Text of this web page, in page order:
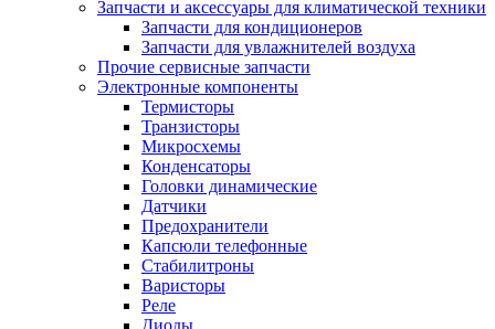
Запчасти и аксессуары для климатической техники
Запчасти для кондиционеров
Запчасти для увлажнителей воздуха
Прочие сервисные запчасти
Электронные компоненты
Термисторы
Транзисторы
Микросхемы
Конденсаторы
Головки динамические
Датчики
Предохранители
Капсюли телефонные
Стабилитроны
Варисторы
Реле
Диоды